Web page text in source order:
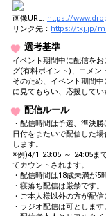
画像URL: https://
リンク先： https://tkj.jp/
選考基準
イベント期間中に配信を
グ(有料ポイント)、コメン
そのため、イベント期間
に見てもらい、応援してい
配信ルール
・配信時間は予選、準決
日付をまたいで配信した
します。
※例)4/1 23:05 ～ 24:05ま
てカウントされます。
・配信時間は18歳未満が5
・寝落ち配信は厳禁です。
・ご本人様以外の方が配
・ラジオ配信は可とします